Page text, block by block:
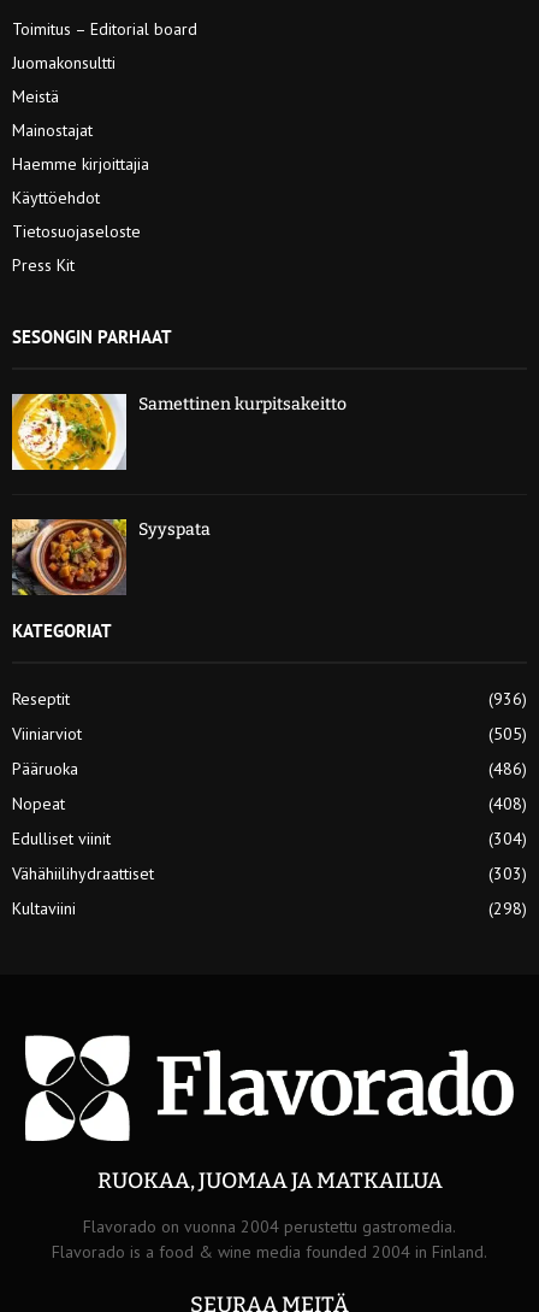
Toimitus – Editorial board
Juomakonsultti
Meistä
Mainostajat
Haemme kirjoittajia
Käyttöehdot
Tietosuojaseloste
Press Kit
SESONGIN PARHAAT
Samettinen kurpitsakeitto
Syyspata
KATEGORIAT
Reseptit
(936)
Viiniarviot
(505)
Pääruoka
(486)
Nopeat
(408)
Edulliset viinit
(304)
Vähähiilihydraattiset
(303)
Kultaviini
(298)
RUOKAA, JUOMAA JA MATKAILUA
Flavorado on vuonna 2004 perustettu gastromedia.
Flavorado is a food & wine media founded 2004 in Finland.
SEURAA MEITÄ